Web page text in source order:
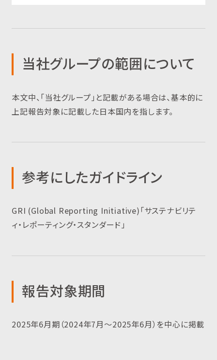
当社グループの範囲について
本文中、「当社グループ」と記載がある場合は、基本的に
上記報告対象に記載した日本国内を指します。
参考にしたガイドライン
GRI (Global Reporting Initiative)「サステナビリテ
ィ・レポーティング・スタンダード」
報告対象期間
2025年6月期（2024年7月〜2025年6月）を中心に掲載